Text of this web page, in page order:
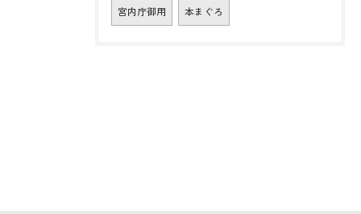
宮内庁御用 本まぐろ